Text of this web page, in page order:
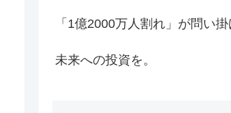
「1億2000万人割れ」が問い
未来への投資を。